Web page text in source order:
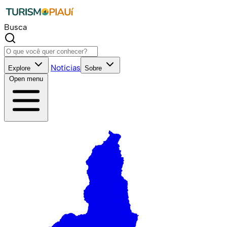
Busca
Explore Notícias Sobre
Open menu